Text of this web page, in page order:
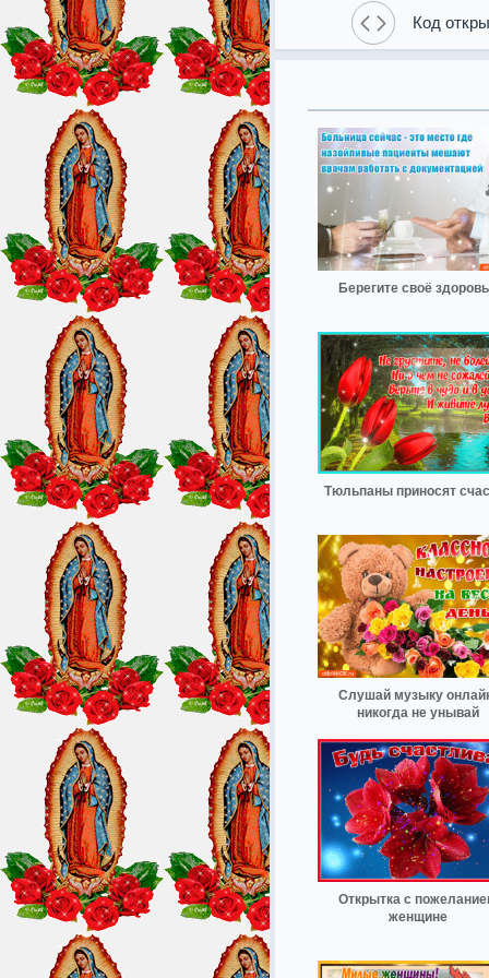
Код
Берегите своё
Тюльпаны приносят
Слушай музыку
никогда не унывай
Открытка с
женщине